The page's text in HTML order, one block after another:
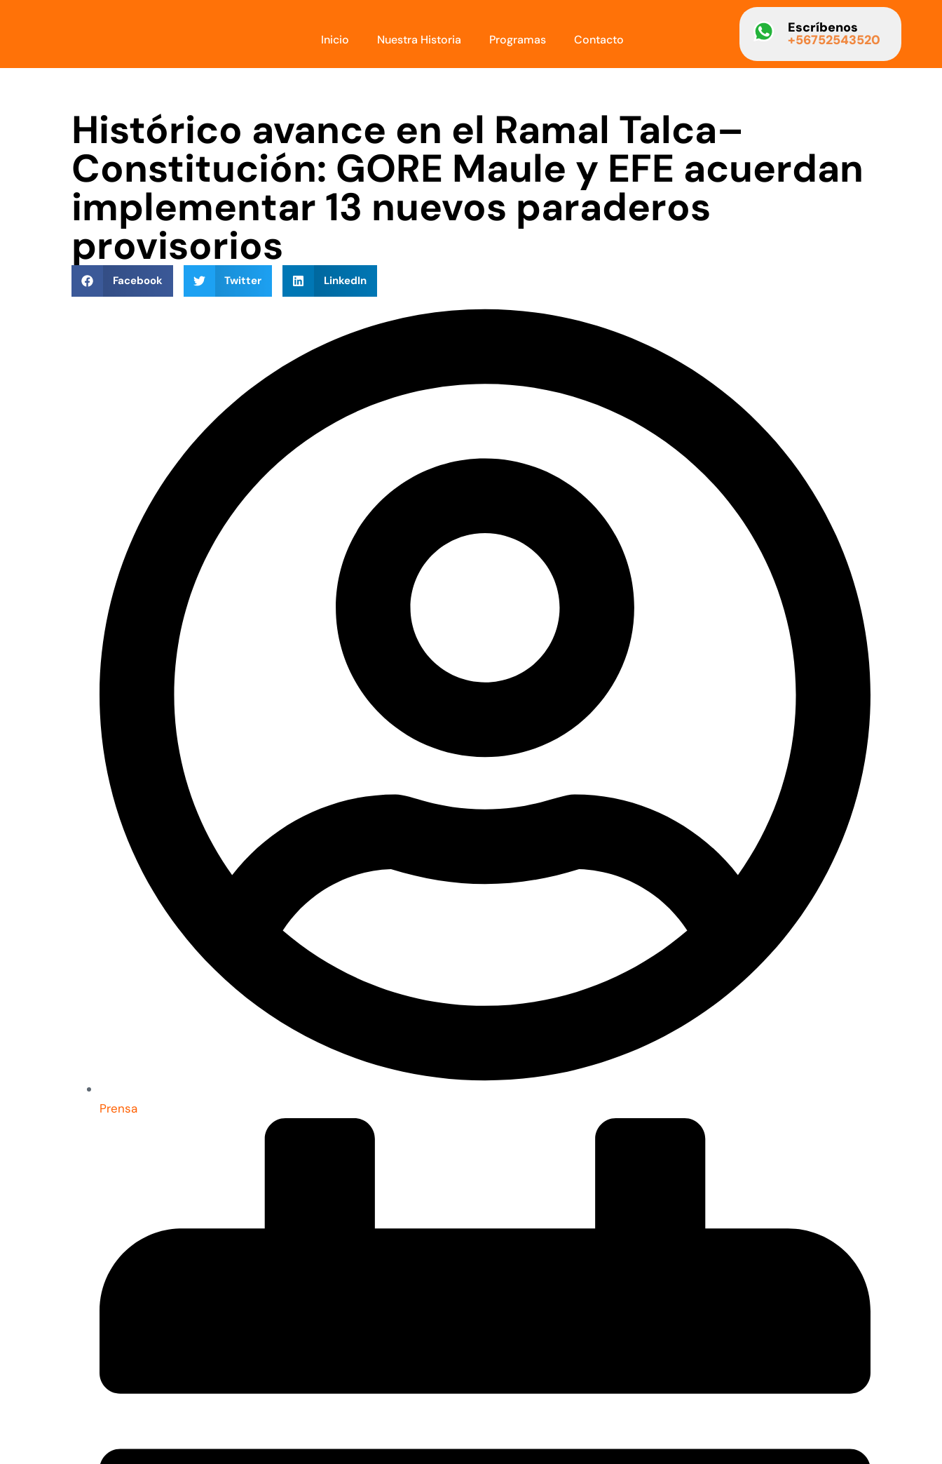
Inicio Nuestra Historia Programas Contacto
Escríbenos
+56752543520
Histórico avance en el Ramal Talca–
Constitución: GORE Maule y EFE acuerdan
implementar 13 nuevos paraderos
provisorios
Facebook Twitter LinkedIn
Prensa